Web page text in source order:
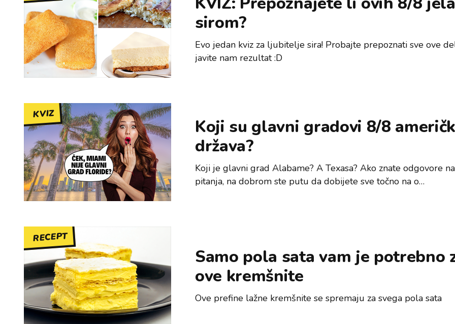
sirom?
Evo jedan kviz za ljubitelje sira! Probajte prepoznati sve ove
javite nam rezultat :D
KVIZ
Koji su glavni gradovi 8/8
država?
Koji je glavni grad Alabame? A Texasa? Ako znate odgovore
pitanja, na dobrom ste putu da dobijete sve točno na o…
RECEPT
Samo pola sata vam je potrebno
ove kremšnite
Ove prefine lažne kremšnite se spremaju za svega pola sata